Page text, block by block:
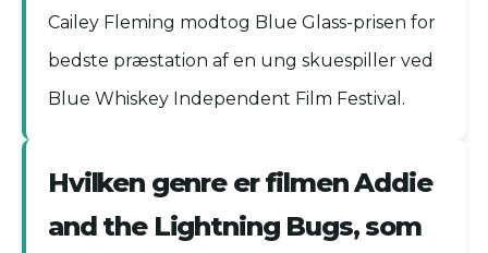
Cailey Fleming modtog Blue Glass-prisen for
bedste præstation af en ung skuespiller ved
Blue Whiskey Independent Film Festival.
Hvilken genre er filmen Addie
and the Lightning Bugs, som